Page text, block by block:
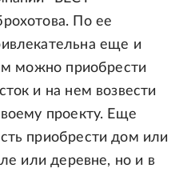
По ее
еще и
можно приобрести
и на нем возвести
проекту. Еще
приобрести дом или
или деревне, но и в